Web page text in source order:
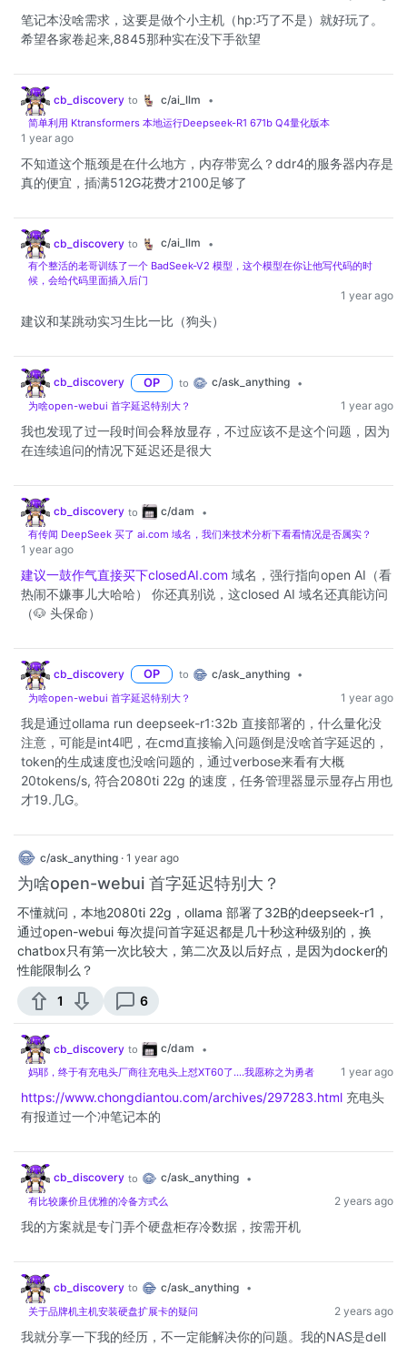
笔记本没啥需求，这要是做个小主机（hp:巧了不是）就好玩了。
希望各家卷起来,8845那种实在没下手欲望
cb_discovery to c/ai_llm
•
简单利用 Ktransformers 本地运行Deepseek-R1 671b Q4量化版本
1 year ago
不知道这个瓶颈是在什么地方，内存带宽么？ddr4的服务器内存是
真的便宜，插满512G花费才2100足够了
cb_discovery to c/ai_llm
•
有个整活的老哥训练了一个 BadSeek-V2 模型，这个模型在你让他写代码的时
候，会给代码里面插入后门
1 year ago
建议和某跳动实习生比一比（狗头）
cb_discovery OP to c/ask_anything
•
为啥open-webui 首字延迟特别大？
1 year ago
我也发现了过一段时间会释放显存，不过应该不是这个问题，因为
在连续追问的情况下延迟还是很大
cb_discovery to c/dam
•
有传闻 DeepSeek 买了 ai.com 域名，我们来技术分析下看看情况是否属实？
1 year ago
建议一鼓作气直接买下closedAI.com 域名，强行指向open AI（看
热闹不嫌事儿大哈哈） 你还真别说，这closed AI 域名还真能访问
（🐶 头保命）
cb_discovery OP to c/ask_anything
•
为啥open-webui 首字延迟特别大？
1 year ago
我是通过ollama run deepseek-r1:32b 直接部署的，什么量化没
注意，可能是int4吧，在cmd直接输入问题倒是没啥首字延迟的，
token的生成速度也没啥问题的，通过verbose来看有大概
20tokens/s, 符合2080ti 22g 的速度，任务管理器显示显存占用也
才19.几G。
c/ask_anything · 1 year ago
为啥open-webui 首字延迟特别大？
不懂就问，本地2080ti 22g，ollama 部署了32B的deepseek-r1，
通过open-webui 每次提问首字延迟都是几十秒这种级别的，换
chatbox只有第一次比较大，第二次及以后好点，是因为docker的
性能限制么？
1
6
cb_discovery to c/dam
•
妈耶，终于有充电头厂商往充电头上怼XT60了....我愿称之为勇者
1 year ago
https://www.chongdiantou.com/archives/297283.html 充电头
有报道过一个冲笔记本的
cb_discovery to c/ask_anything
•
有比较廉价且优雅的冷备方式么
2 years ago
我的方案就是专门弄个硬盘柜存冷数据，按需开机
cb_discovery to c/ask_anything
•
关于品牌机主机安装硬盘扩展卡的疑问
2 years ago
我就分享一下我的经历，不一定能解决你的问题。我的NAS是dell